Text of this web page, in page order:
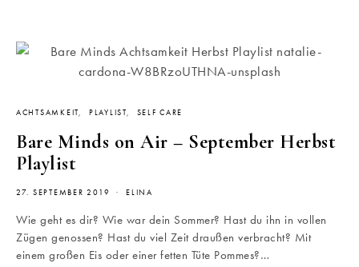
ACHTSAMKEIT PLAYLIST SELF CARE
Bare Minds on Air – September Herbst
Playlist
27. SEPTEMBER 2019 ELINA
Wie geht es dir? Wie war dein Sommer? Hast du ihn in vollen
Zügen genossen? Hast du viel Zeit draußen verbracht? Mit
einem großen Eis oder einer fetten Tüte Pommes?…